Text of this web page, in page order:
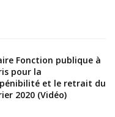
Fonction publique à
pour la
et le retrait du
2020 (Vidéo)